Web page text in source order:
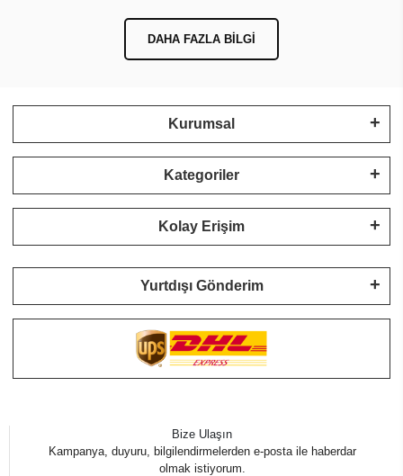
DAHA FAZLA BILGI
Kurumsal
Kategoriler
Kolay Erişim
Yurtdışı Gönderim
Bize Ulaşın
Kampanya, duyuru, bilgilendirmelerden e-posta ile haberdar
olmak istiyorum.